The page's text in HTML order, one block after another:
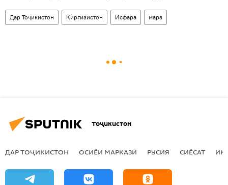
Дар Тоҷикистон Қирғизистон Исфара марз
Тоҷикистон
ДАР ТОҶИКИСТОН ОСИЁИ МАРКАЗӢ РУСИЯ СИЁСАТ